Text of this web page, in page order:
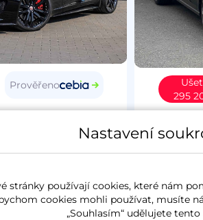
Prověřeno
panorama
295
LED
Nastavení
stránky používají cookies, které nám
cookies mohli používat, musíte
„Souhlasím“ udělujete tento